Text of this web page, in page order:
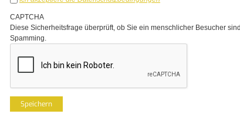
CAPTCHA
Diese Sicherheitsfrage überprüft, ob Sie ein menschlicher Besucher
Spamming.